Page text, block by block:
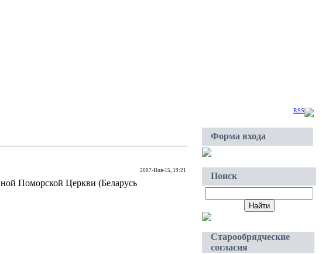
RSS
2007-Ноя-15, 19:21
Поморской Церкви (Беларусь
Форма входа
Поиск
Старообрядческие
согласия